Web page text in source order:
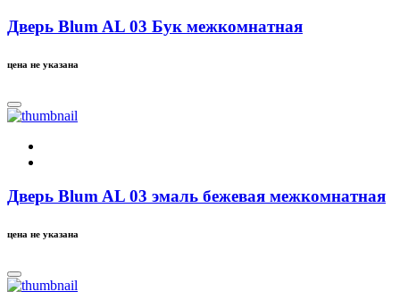
Дверь Blum AL 03 Бук межкомнатная
цена не указана
Дверь Blum AL 03 эмаль бежевая межкомнатная
цена не указана